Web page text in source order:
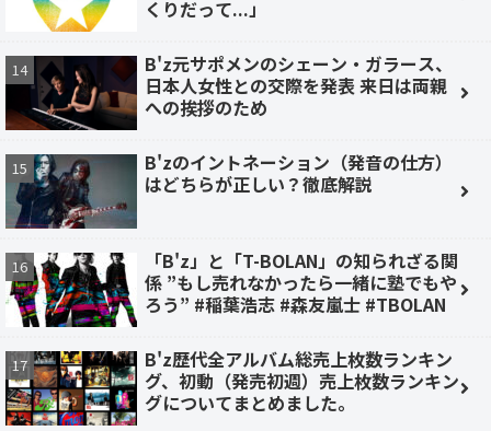
くりだって...」
B'z元サポメンのシェーン・ガラース、
日本人女性との交際を発表 来日は両親
への挨拶のため
B'zのイントネーション（発音の仕方）
はどちらが正しい？徹底解説
「B'z」と「T-BOLAN」の知られざる関
係 ”もし売れなかったら一緒に塾でもや
ろう” #稲葉浩志 #森友嵐士 #TBOLAN
B'z歴代全アルバム総売上枚数ランキン
グ、初動（発売初週）売上枚数ランキン
グについてまとめました。